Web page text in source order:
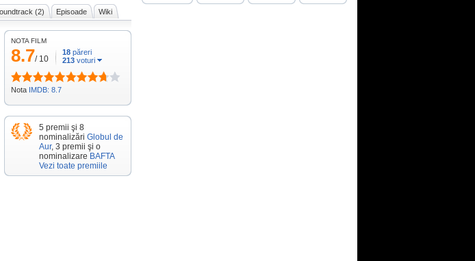
(2) Episoade Wiki
NOTA FILM
8.7/ 10
18 păreri
213 voturi
Nota IMDB: 8.7
5 premii şi 8
nominalizări Globul de
Aur, 3 premii şi o
nominalizare BAFTA
Vezi toate premiile